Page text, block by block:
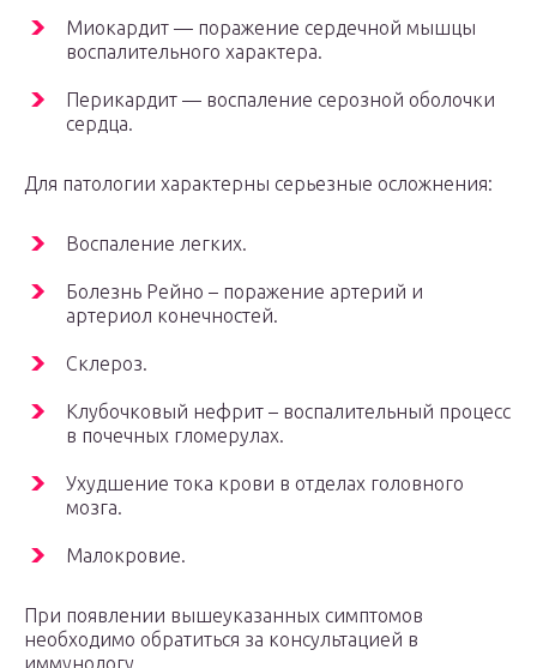
Миокардит — поражение сердечной мышцы
воспалительного характера.
Перикардит — воспаление серозной оболочки
сердца.
Для патологии характерны серьезные осложнения:
Воспаление легких.
Болезнь Рейно – поражение артерий и
артериол конечностей.
Склероз.
Клубочковый нефрит – воспалительный процесс
в почечных гломерулах.
Ухудшение тока крови в отделах головного
мозга.
Малокровие.
При появлении вышеуказанных симптомов
необходимо обратиться за консультацией в
иммунологу.